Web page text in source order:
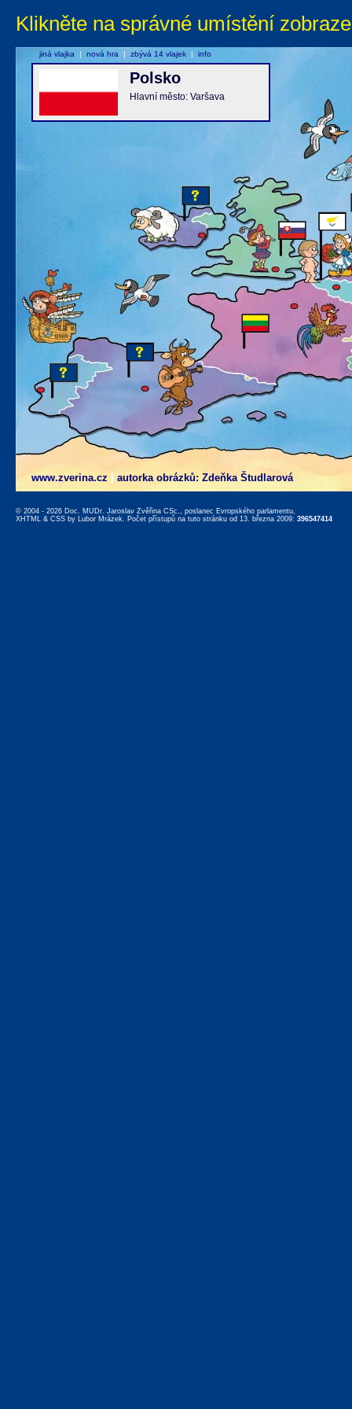
Klikněte na správné umístění
www.zverina.cz autorka obrázků: Zdeňka Študlarová
Polsko
Hlavní město: Varšava
jiná vlajka | nová hra | zbývá 14 vlajek | info
© 2004 - 2026 Doc. MUDr. Jaroslav Zvěřina CSc., poslanec Evropského parlamentu,
XHTML & CSS by Lubor Mrázek. Počet přístupů na tuto stránku od 13. března 2009: 396547414